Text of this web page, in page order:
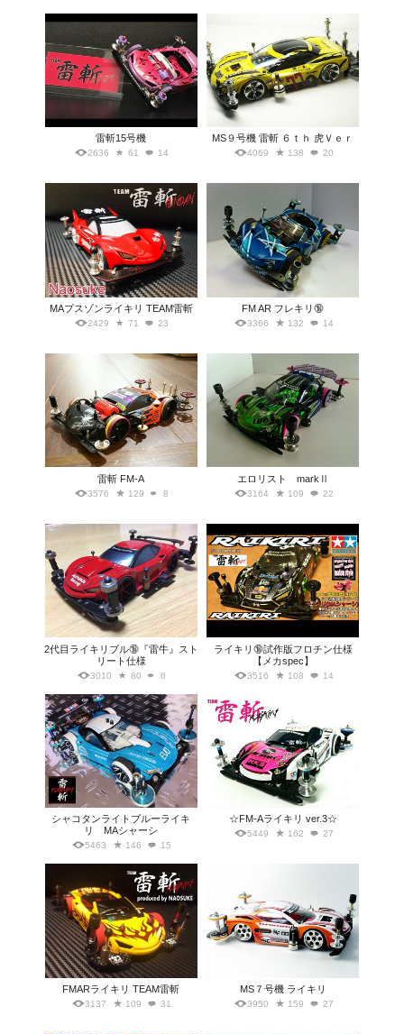
雷斬15号機
2636 61 14
MS９号機 雷斬 ６ｔｈ 虎Ｖｅｒ
4069 138 20
MAプスゾンライキリ TEAM雷斬
2429 71 23
FM AR フレキリ🔞
3366 132 14
雷斬 FM-A
3576 129 8
エロリスト markⅡ
3164 109 22
2代目ライキリブル🔞『雷牛』スト
リート仕様
3010 80 6
ライキリ🔞試作版フロチン仕様
【メカspec】
3516 108 14
シャコタンライトブルーライキ
リ MAシャーシ
5463 146 15
☆FM-Aライキリ ver.3☆
5449 162 27
FMARライキリ TEAM雷斬
3137 109 31
MS７号機 ライキリ
3950 159 27